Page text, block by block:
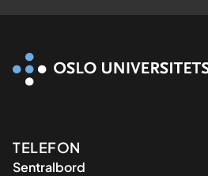
Kontaktinformasjon
TELEFON
Sentralbord